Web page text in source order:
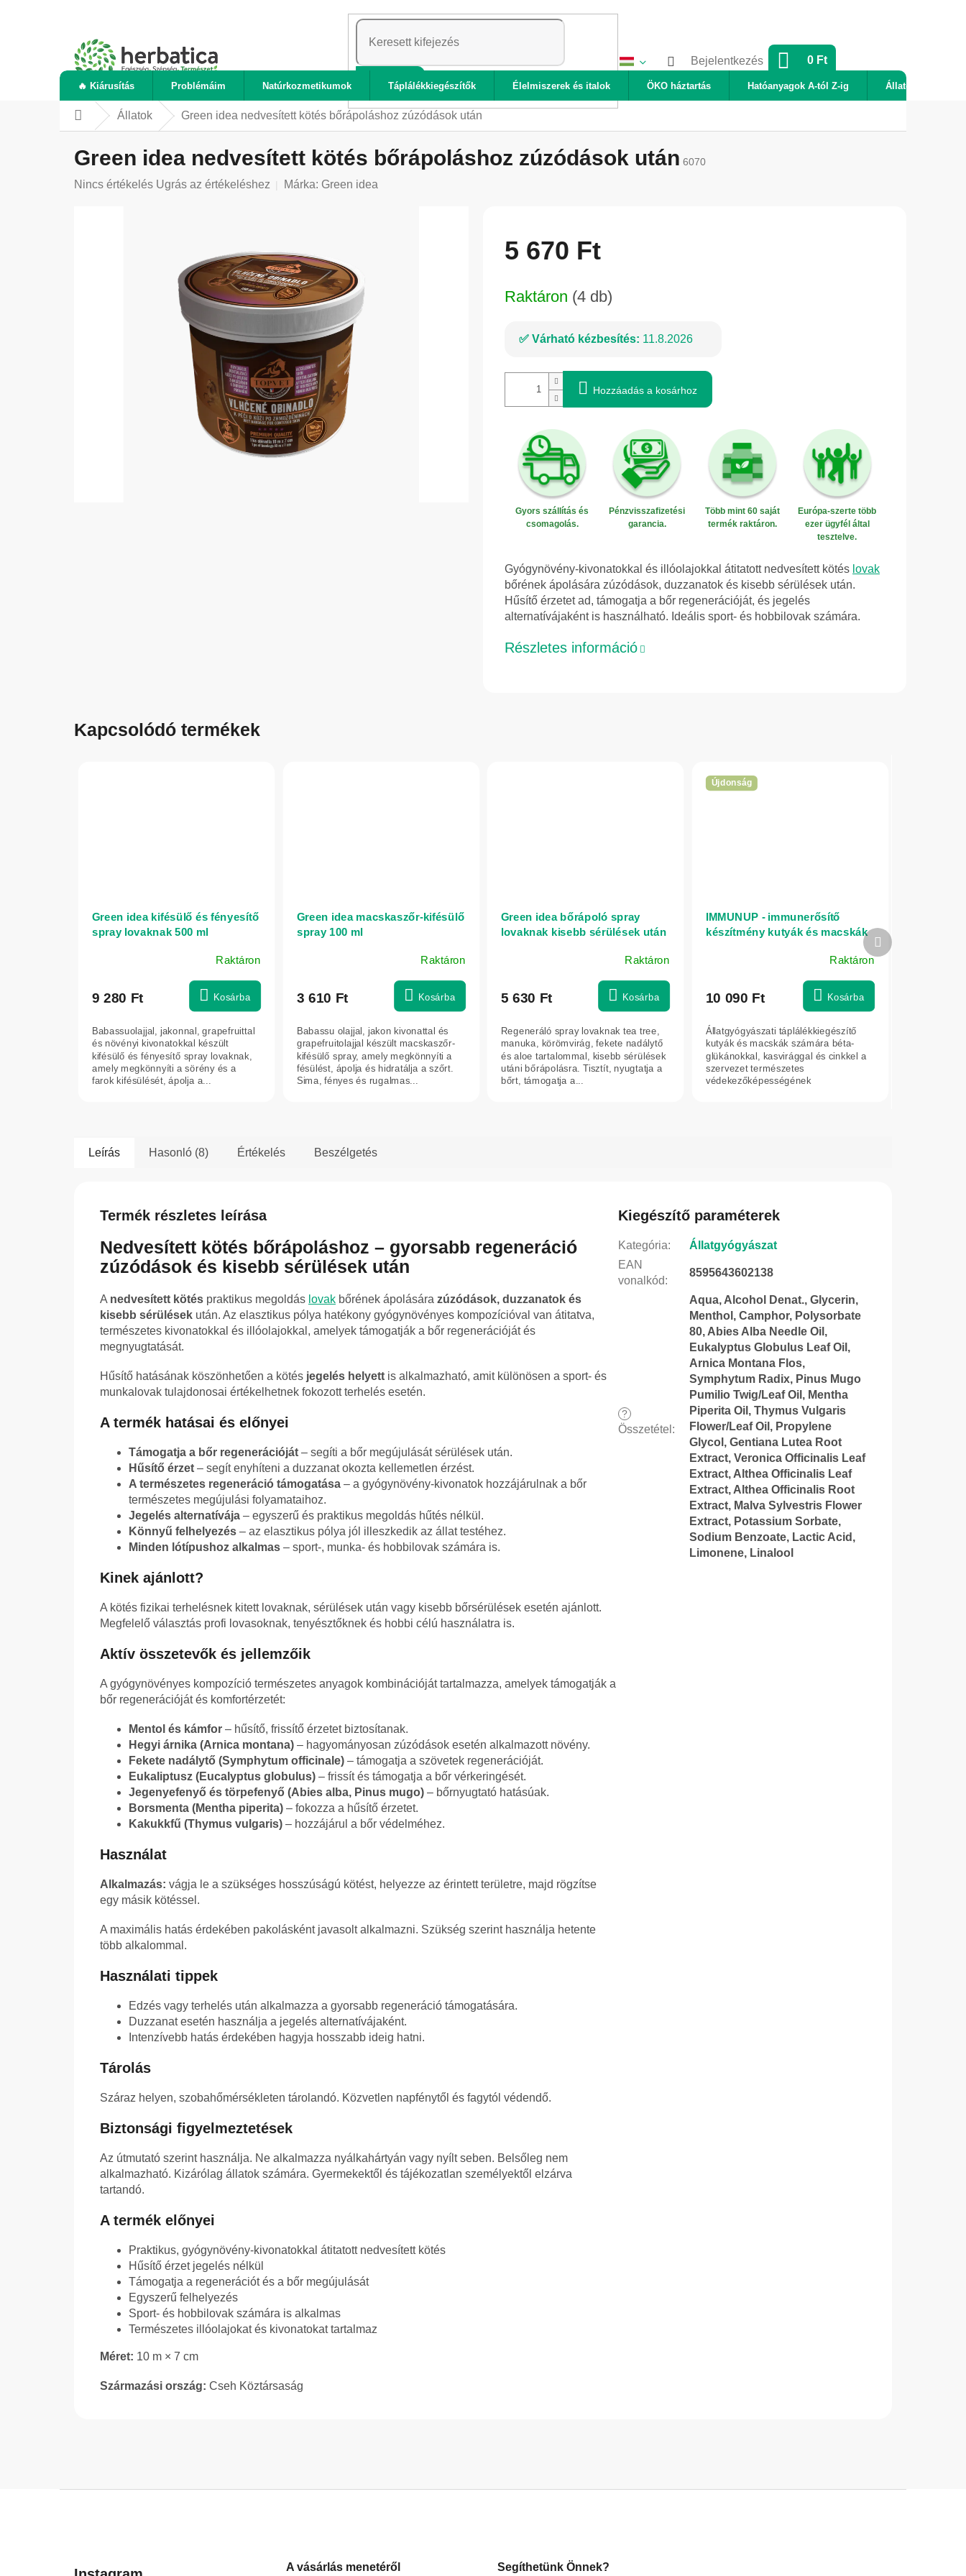
KERESÉS
Bejelentkezés KOSÁR
0 Ft
🔥 Kiárusítás Problémáim Natúrkozmetikumok Táplálékkiegészítők Élelmiszerek és italok ÖKO háztartás Hatóanyagok A-tól Z-ig Állatok
Kezdőlap
Állatok Green idea nedvesített kötés bőrápoláshoz zúzódások után
Green idea nedvesített kötés bőrápoláshoz zúzódások után 6070
A
Nincs értékelés Ugrás az értékeléshez Márka: Green idea
5 670 Ft
Raktáron (4 db)
Várható kézbesítés: 11.8.2026
Hozzáadás a kosárhoz
Gyors szállítás és
csomagolás.
Pénzvisszafizetési
garancia.
Több mint 60 saját
termék raktáron.
Európa-szerte több
ezer ügyfél által
tesztelve.
Gyógynövény-kivonatokkal és illóolajokkal átitatott nedvesített kötés lovak
bőrének ápolására zúzódások, duzzanatok és kisebb sérülések után.
Hűsítő érzetet ad, támogatja a bőr regenerációját, és jegelés
alternatívájaként is használható. Ideális sport- és hobbilovak számára.
Részletes információ
Kapcsolódó termékek
Green idea kifésülő és fényesítő
spray lovaknak 500 ml
Raktáron
9 280 Ft Kosárba
Babassuolajjal, jakonnal, grapefruittal
és növényi kivonatokkal készült
kifésülő és fényesítő spray lovaknak,
amely megkönnyíti a sörény és a
farok kifésülését, ápolja a...
Green idea macskaszőr-kifésülő
spray 100 ml
Raktáron
3 610 Ft Kosárba
Babassu olajjal, jakon kivonattal és
grapefruitolajjal készült macskaszőr-
kifésülő spray, amely megkönnyíti a
fésülést, ápolja és hidratálja a szőrt.
Sima, fényes és rugalmas...
Green idea bőrápoló spray
lovaknak kisebb sérülések után
Raktáron
5 630 Ft Kosárba
Regeneráló spray lovaknak tea tree,
manuka, körömvirág, fekete nadálytő
és aloe tartalommal, kisebb sérülések
utáni bőrápolásra. Tisztít, nyugtatja a
bőrt, támogatja a...
Újdonság
IMMUNUP - immunerősítő
készítmény kutyák és macskák
Raktáron
10 090 Ft Kosárba
Állatgyógyászati táplálékkiegészítő
kutyák és macskák számára béta-
glükánokkal, kasvirággal és cinkkel a
szervezet természetes
védekezőképességének
Következő
termék
Leírás Hasonló (8) Értékelés Beszélgetés
Termék részletes leírása
Nedvesített kötés bőrápoláshoz – gyorsabb regeneráció
zúzódások és kisebb sérülések után
A nedvesített kötés praktikus megoldás lovak bőrének ápolására zúzódások, duzzanatok és
kisebb sérülések után. Az elasztikus pólya hatékony gyógynövényes kompozícióval van átitatva,
természetes kivonatokkal és illóolajokkal, amelyek támogatják a bőr regenerációját és
megnyugtatását.
Hűsítő hatásának köszönhetően a kötés jegelés helyett is alkalmazható, amit különösen a sport- és
munkalovak tulajdonosai értékelhetnek fokozott terhelés esetén.
A termék hatásai és előnyei
Támogatja a bőr regenerációját – segíti a bőr megújulását sérülések után.
Hűsítő érzet – segít enyhíteni a duzzanat okozta kellemetlen érzést.
A természetes regeneráció támogatása – a gyógynövény-kivonatok hozzájárulnak a bőr
természetes megújulási folyamataihoz.
Jegelés alternatívája – egyszerű és praktikus megoldás hűtés nélkül.
Könnyű felhelyezés – az elasztikus pólya jól illeszkedik az állat testéhez.
Minden lótípushoz alkalmas – sport-, munka- és hobbilovak számára is.
Kinek ajánlott?
A kötés fizikai terhelésnek kitett lovaknak, sérülések után vagy kisebb bőrsérülések esetén ajánlott.
Megfelelő választás profi lovasoknak, tenyésztőknek és hobbi célú használatra is.
Aktív összetevők és jellemzőik
A gyógynövényes kompozíció természetes anyagok kombinációját tartalmazza, amelyek támogatják a
bőr regenerációját és komfortérzetét:
Mentol és kámfor – hűsítő, frissítő érzetet biztosítanak.
Hegyi árnika (Arnica montana) – hagyományosan zúzódások esetén alkalmazott növény.
Fekete nadálytő (Symphytum officinale) – támogatja a szövetek regenerációját.
Eukaliptusz (Eucalyptus globulus) – frissít és támogatja a bőr vérkeringését.
Jegenyefenyő és törpefenyő (Abies alba, Pinus mugo) – bőrnyugtató hatásúak.
Borsmenta (Mentha piperita) – fokozza a hűsítő érzetet.
Kakukkfű (Thymus vulgaris) – hozzájárul a bőr védelméhez.
Használat
Alkalmazás: vágja le a szükséges hosszúságú kötést, helyezze az érintett területre, majd rögzítse
egy másik kötéssel.
A maximális hatás érdekében pakolásként javasolt alkalmazni. Szükség szerint használja hetente
több alkalommal.
Használati tippek
Edzés vagy terhelés után alkalmazza a gyorsabb regeneráció támogatására.
Duzzanat esetén használja a jegelés alternatívájaként.
Intenzívebb hatás érdekében hagyja hosszabb ideig hatni.
Tárolás
Száraz helyen, szobahőmérsékleten tárolandó. Közvetlen napfénytől és fagytól védendő.
Biztonsági figyelmeztetések
Az útmutató szerint használja. Ne alkalmazza nyálkahártyán vagy nyílt seben. Belsőleg nem
alkalmazható. Kizárólag állatok számára. Gyermekektől és tájékozatlan személyektől elzárva
tartandó.
A termék előnyei
Praktikus, gyógynövény-kivonatokkal átitatott nedvesített kötés
Hűsítő érzet jegelés nélkül
Támogatja a regenerációt és a bőr megújulását
Egyszerű felhelyezés
Sport- és hobbilovak számára is alkalmas
Természetes illóolajokat és kivonatokat tartalmaz
Méret: 10 m × 7 cm
Származási ország: Cseh Köztársaság
Kiegészítő paraméterek
Kategória:
Állatgyógyászat
EAN
vonalkód:
8595643602138
?
Összetétel :
Aqua, Alcohol Denat., Glycerin,
Menthol, Camphor, Polysorbate
80, Abies Alba Needle Oil,
Eukalyptus Globulus Leaf Oil,
Arnica Montana Flos,
Symphytum Radix, Pinus Mugo
Pumilio Twig/Leaf Oil, Mentha
Piperita Oil, Thymus Vulgaris
Flower/Leaf Oil, Propylene
Glycol, Gentiana Lutea Root
Extract, Veronica Officinalis Leaf
Extract, Althea Officinalis Leaf
Extract, Althea Officinalis Root
Extract, Malva Sylvestris Flower
Extract, Potassium Sorbate,
Sodium Benzoate, Lactic Acid,
Limonene, Linalool
A vásárlás menetéről Segíthetünk Önnek?